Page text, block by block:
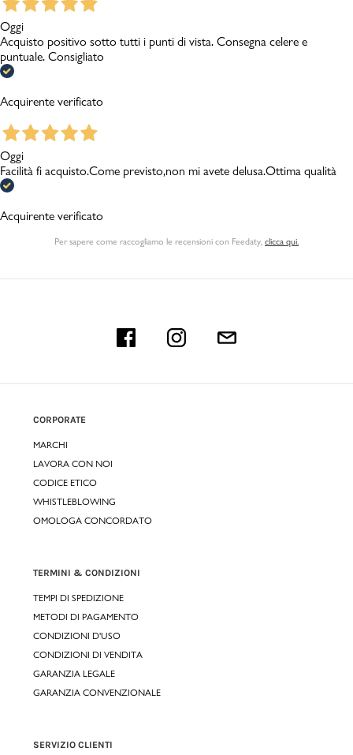
Oggi
Acquisto positivo sotto tutti i punti di vista. Consegna celere e
puntuale. Consigliato
Acquirente verificato
Oggi
Facilità fi acquisto.Come previsto,non mi avete delusa.Ottima qualità
Acquirente verificato
Per sapere come raccogliamo le recensioni con Feedaty, clicca qui.
CORPORATE
MARCHI
LAVORA CON NOI
CODICE ETICO
WHISTLEBLOWING
OMOLOGA CONCORDATO
TERMINI & CONDIZIONI
TEMPI DI SPEDIZIONE
METODI DI PAGAMENTO
CONDIZIONI D'USO
CONDIZIONI DI VENDITA
GARANZIA LEGALE
GARANZIA CONVENZIONALE
SERVIZIO CLIENTI